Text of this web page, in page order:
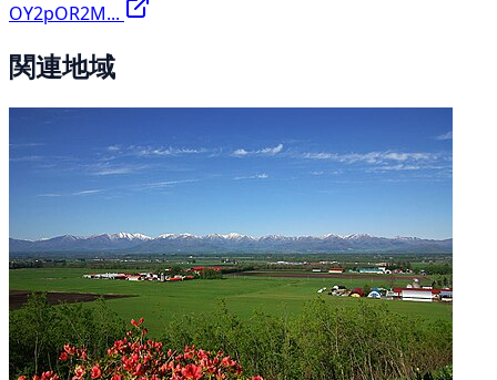
OY2pOR2M...
関連地域